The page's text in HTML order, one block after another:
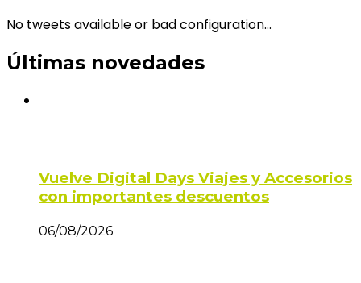
No tweets available or bad configuration...
Últimas novedades
Vuelve Digital Days Viajes y Accesorios
con importantes descuentos
06/08/2026